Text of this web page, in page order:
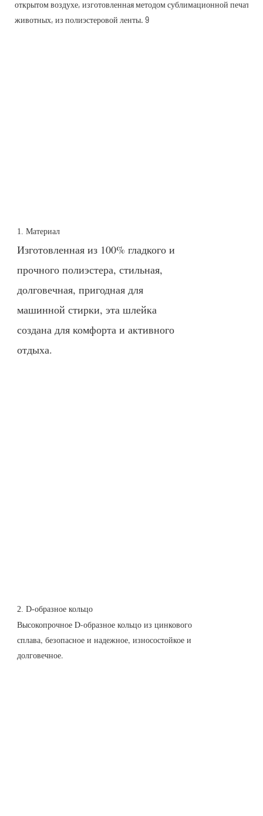
1. Материал
Изготовленная из 100% гладкого и
прочного полиэстера, стильная,
долговечная, пригодная для
машинной стирки, эта шлейка
создана для комфорта и активного
отдыха.
2. D-образное кольцо
Высокопрочное D-образное кольцо из цинкового
сплава, безопасное и надежное, износостойкое и
долговечное.